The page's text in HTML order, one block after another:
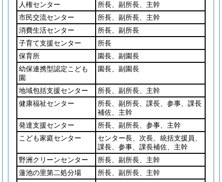
人権センター
所長、副所長、主幹
市民交流センター
所長、副所長、主幹
消費生活センター
所長、副所長
子育て支援センター
所長
保育所
園長、副園長
幼保連携型認定こども
園
園長、副園長
地域包括支援センター
所長、副所長、主幹
健康福祉センター
所長、副所長、課長、参事、課長
補佐、主幹
発達支援センター
所長、副所長、参事、主幹
こども家庭センター
センター長、次長、統括支援員、
課長、参事、課長補佐、主幹
野洲クリーンセンター
所長、副所長、主幹
蓮池の里第二処分場
所長、副所長、主幹